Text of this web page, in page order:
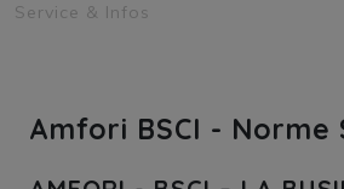
Amfori BSCI - Norme
Service & Infos